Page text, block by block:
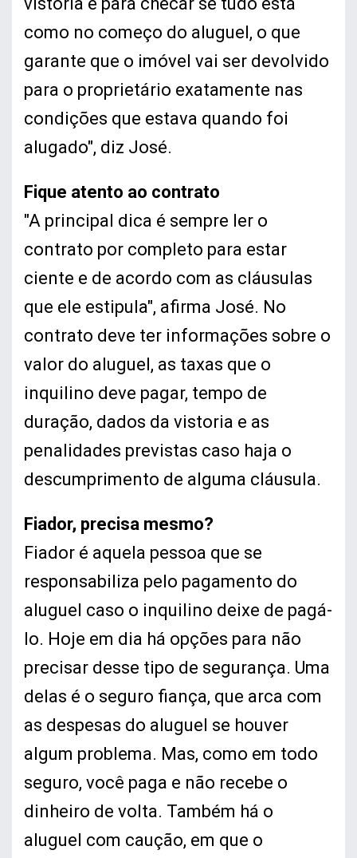
como no começo do aluguel, o que
garante que o imóvel vai ser devolvido
para o proprietário exatamente nas
condições que estava quando foi
alugado", diz José.
Fique atento ao contrato
"A principal dica é sempre ler o
contrato por completo para estar
ciente e de acordo com as cláusulas
que ele estipula", afirma José. No
contrato deve ter informações sobre o
valor do aluguel, as taxas que o
inquilino deve pagar, tempo de
duração, dados da vistoria e as
penalidades previstas caso haja o
descumprimento de alguma cláusula.
Fiador, precisa mesmo?
Fiador é aquela pessoa que se
responsabiliza pelo pagamento do
aluguel caso o inquilino deixe de pagá-
lo. Hoje em dia há opções para não
precisar desse tipo de segurança. Uma
delas é o seguro fiança, que arca com
as despesas do aluguel se houver
algum problema. Mas, como em todo
seguro, você paga e não recebe o
dinheiro de volta. Também há o
aluguel com caução, em que o